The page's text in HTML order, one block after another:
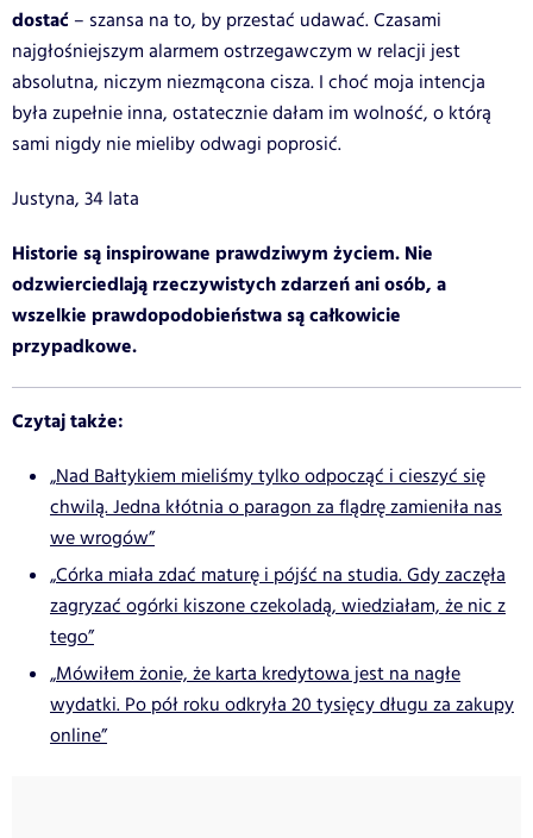
dostać – szansa na to, by przestać udawać. Czasami
najgłośniejszym alarmem ostrzegawczym w relacji jest
absolutna, niczym niezmącona cisza. I choć moja intencja
była zupełnie inna, ostatecznie dałam im wolność, o którą
sami nigdy nie mieliby odwagi poprosić.
Justyna, 34 lata
Historie są inspirowane prawdziwym życiem. Nie
odzwierciedlają rzeczywistych zdarzeń ani osób, a
wszelkie prawdopodobieństwa są całkowicie
przypadkowe.
Czytaj także:
„Nad Bałtykiem mieliśmy tylko odpocząć i cieszyć się
chwilą. Jedna kłótnia o paragon za flądrę zamieniła nas
we wrogów”
„Córka miała zdać maturę i pójść na studia. Gdy zaczęła
zagryzać ogórki kiszone czekoladą, wiedziałam, że nic z
tego”
„Mówiłem żonie, że karta kredytowa jest na nagłe
wydatki. Po pół roku odkryła 20 tysięcy długu za zakupy
online”